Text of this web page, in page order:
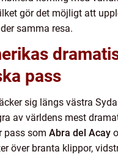
gör det möjligt att
samma resa.
pass
sig längs västra
av världens mest
pass som Abra del Acay
över branta klippor,